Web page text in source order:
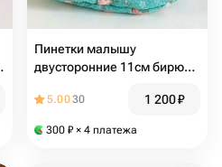
Пинетки малышу
двусторонние 11см бирюза
5.0030 1 200₽
300 ₽ × 4 платежа